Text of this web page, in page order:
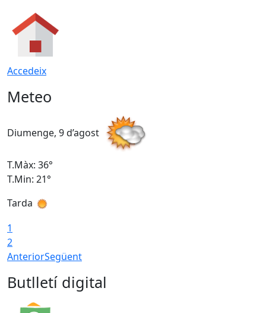
Accedeix
Meteo
Diumenge, 9 d’agost
T.Màx: 36°
T.Min: 21°
Tarda
1
2
AnteriorSegüent
Butlletí digital